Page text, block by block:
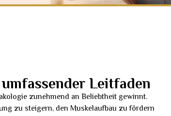
Leitfaden
zunehmend an Beliebtheit gewinnt.
zu steigern, den Muskelaufbau zu fördern